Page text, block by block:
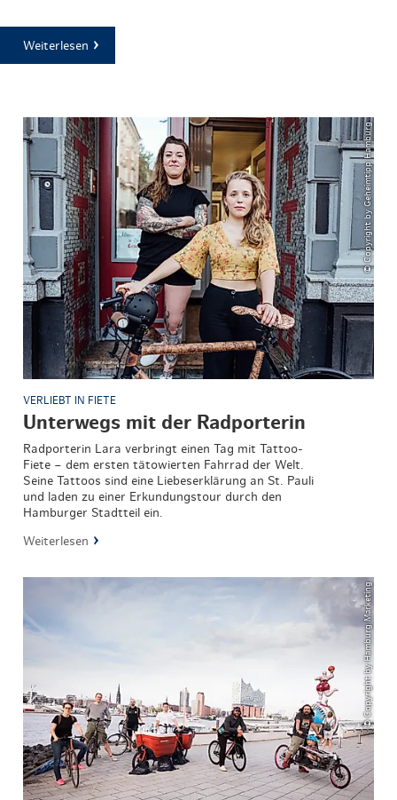
Weiterlesen
© Copyright by Geheimtipp Hamburg
VERLIEBT IN FIETE
Unterwegs mit der Radporterin
Radporterin Lara verbringt einen Tag mit Tattoo-
Fiete – dem ersten tätowierten Fahrrad der Welt.
Seine Tattoos sind eine Liebeserklärung an St. Pauli
und laden zu einer Erkundungstour durch den
Hamburger Stadtteil ein.
Weiterlesen
© Copyright by Hamburg Marketing